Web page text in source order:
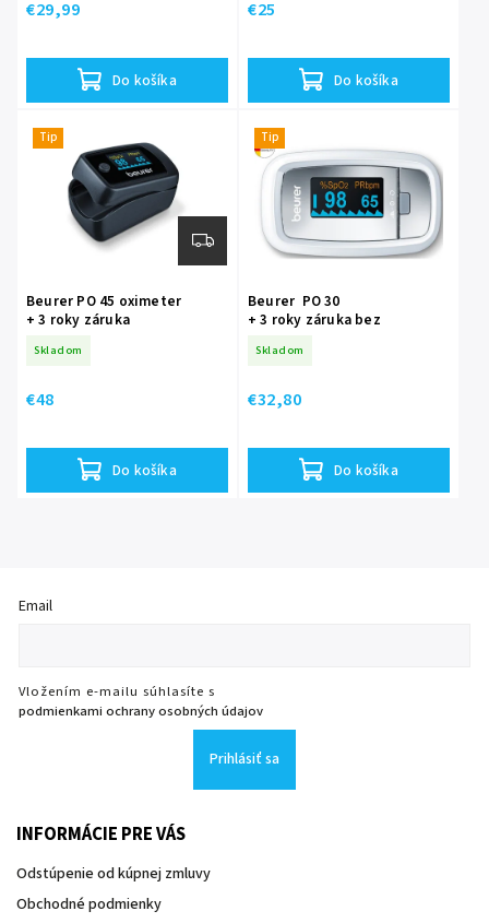
€29,99
Do košíka
€25
Do košíka
Tip
Beurer PO 45 oximeter
+ 3 roky záruka
Skladom
€48
Do košíka
Tip
Beurer PO 30
+ 3 roky záruka bez
Skladom
€32,80
Do košíka
Email
Vložením e-mailu súhlasíte s
podmienkami ochrany osobných údajov
Prihlásiť sa
INFORMÁCIE PRE VÁS
Odstúpenie od kúpnej zmluvy
Obchodné podmienky